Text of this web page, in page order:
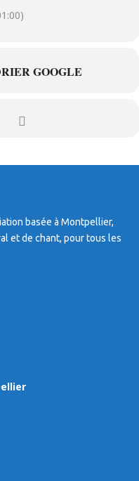
GOOGLE
basée à Montpellier,
et de chant, pour tous les